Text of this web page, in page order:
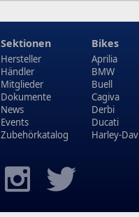
Sektionen
Hersteller
Händler
Mitglieder
Dokumente
News
Events
Zubehörkatalog
Bikes
Aprilia
BMW
Buell
Cagiva
Derbi
Ducati
Harley-